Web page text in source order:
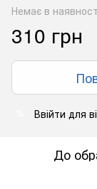
Немає в
310 грн
Ввійти для
До